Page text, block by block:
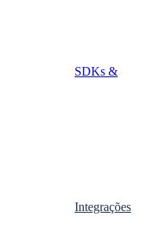
SDKs &
Integrações